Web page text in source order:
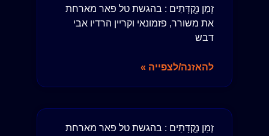
זְמַן נְקֻדָּתַים : בהגשת טל פאר מארחת
את משורר, פזמונאי וקריין הרדיו אבי
דבש
להאזנה/לצפייה »
זְמַן נְקֻדָּתַים : בהגשת טל פאר מארחת